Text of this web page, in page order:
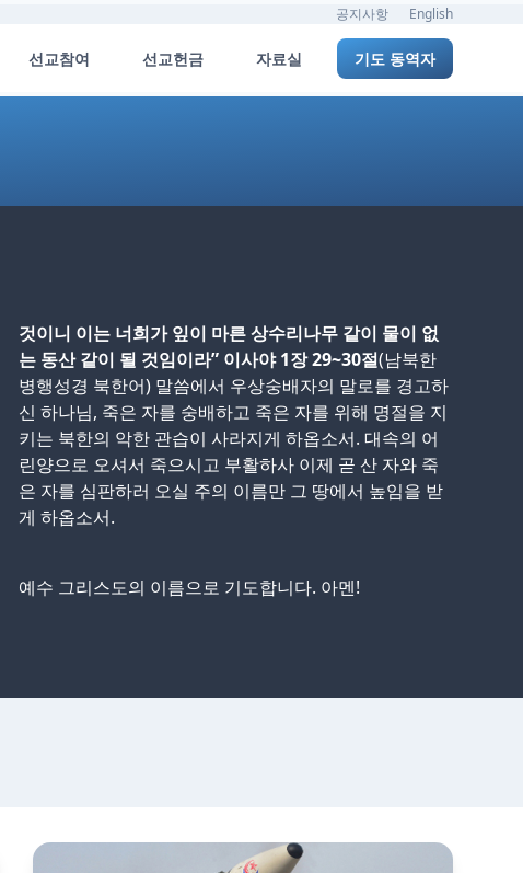
공지사항 English
선교참여 선교헌금 자료실 기도 동역자
것이니 이는 너희가 잎이 마른 상수리나무 같이 물이 없
는 동산 같이 될 것임이라” 이사야 1장 29~30절(남북한
병행성경 북한어) 말씀에서 우상숭배자의 말로를 경고하
신 하나님, 죽은 자를 숭배하고 죽은 자를 위해 명절을 지
키는 북한의 악한 관습이 사라지게 하옵소서. 대속의 어
린양으로 오셔서 죽으시고 부활하사 이제 곧 산 자와 죽
은 자를 심판하러 오실 주의 이름만 그 땅에서 높임을 받
게 하옵소서.
예수 그리스도의 이름으로 기도합니다. 아멘!